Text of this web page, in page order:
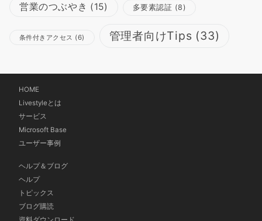
営業のつぶやき (15) 多要素認証 (8)
条件付きアクセス (6) 管理者向けTips (33)
HOME
Livestyleとは
サービス
Microsoft Base
ユーザー事例
ヘルプ＆ブログ
ヘルプ
トピックス
ブログ購読